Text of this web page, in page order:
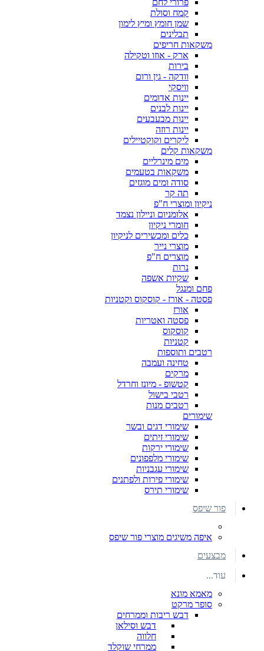
פרורי לחם
קמח וסולת
שמן חומץ ומיץ לימון
תבלינים
משקאות חריפים
ארק - אוזו וטקילה
בירות
וודקה - גין ורום
וויסקי
יינות אדומים
יינות לבנים
יינות מבעבעים
יינות רוזה
ליקרים וקוקטיילים
משקאות קלים
מים מינרליים
משקאות בטעמים
סודה ומים מוגזים
תה קר
ניקיון ומוצרי ח"פ
אלומניום וניילון נצמד
חומרי ניקיון
כלים ומכשירים לניקיון
מוצרי נייר
מוצרים ח"פ
נרות
שקיות אשפה
פחם ומנגל
פסטה - אורז - קוסקוס וקטניות
אורז
פסטה ואטריות
קוסקוס
קטניות
רטבים ותוספות
טחינה ועמבה
מרקים
קטשופ - מיונז וחרדל
רטבי בישול
רטבים מנות
שימורים
שימורי דגים ובשר
שימורי זיתים
שימורי ירקות
שימורי מלפפונים
שימורי עגבניות
שימורי פירות ולפתנים
שימורי תירס
פור שיפס
איפה משיגים מוצרי פור שיפס
מבצעים
עוד...
מאמא מונא
סופר מרקט
דבש ריבות וממרחים
דבש וסילאן
חלווה
ממרחי שוקלד